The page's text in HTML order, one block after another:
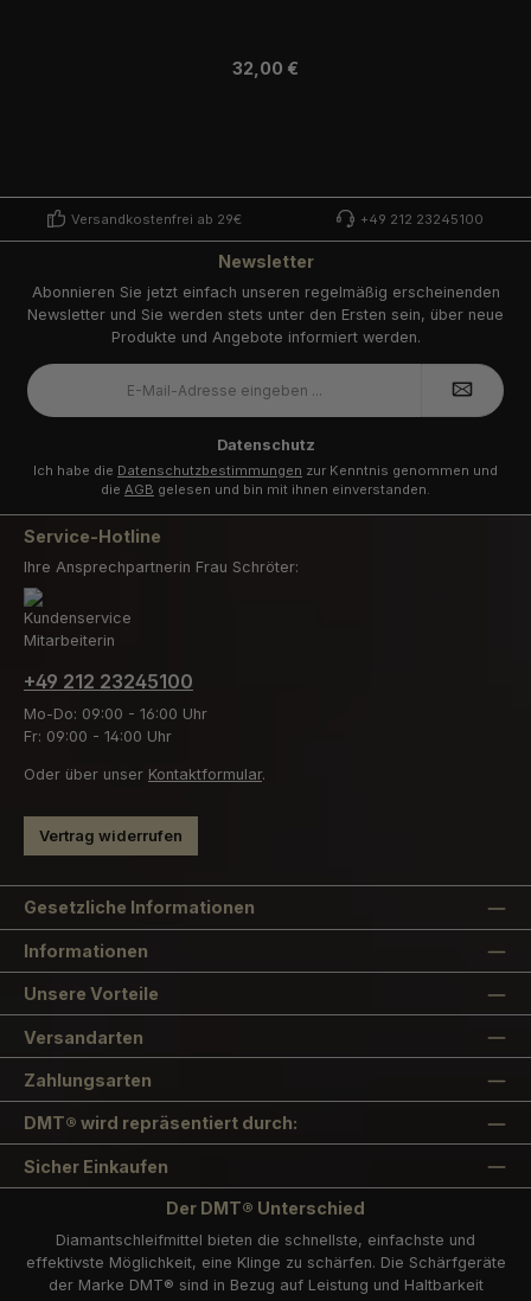
Regulärer Preis:
32,00 €
Versandkostenfrei ab 29€ +49 212 23245100
Newsletter
Abonnieren Sie jetzt einfach unseren regelmäßig erscheinenden
Newsletter und Sie werden stets unter den Ersten sein, über neue
Produkte und Angebote informiert werden.
E-
Mail-
Adresse
Datenschutz
Ich habe die Datenschutzbestimmungen zur Kenntnis genommen und
die AGB gelesen und bin mit ihnen einverstanden.
Service-Hotline
Ihre Ansprechpartnerin Frau Schröter:
+49 212 23245100
Mo-Do: 09:00 - 16:00 Uhr
Fr: 09:00 - 14:00 Uhr
Oder über unser Kontaktformular.
Vertrag widerrufen
Gesetzliche Informationen
Informationen
Unsere Vorteile
Versandarten
Zahlungsarten
DMT® wird repräsentiert durch:
Sicher Einkaufen
Der DMT® Unterschied
Diamantschleifmittel bieten die schnellste, einfachste und
effektivste Möglichkeit, eine Klinge zu schärfen. Die Schärfgeräte
der Marke DMT® sind in Bezug auf Leistung und Haltbarkeit